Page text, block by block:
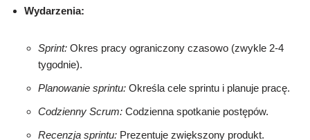
Wydarzenia:
Sprint: Okres pracy ograniczony czasowo (zwykle 2-4
tygodnie).
Planowanie sprintu: Określa cele sprintu i planuje pracę.
Codzienny Scrum: Codzienna spotkanie postępów.
Recenzja sprintu: Prezentuje zwiększony produkt.